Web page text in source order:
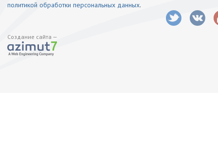
политикой обработки персональных данных.
Создание сайта —